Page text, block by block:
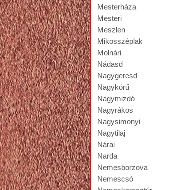
Mesterháza
Mesteri
Meszlen
Mikosszéplak
Molnári
Nádasd
Nagygeresd
Nagykörű
Nagymizdó
Nagyrákos
Nagysimonyi
Nagytilaj
Nárai
Narda
Nemesborzova
Nemescsó